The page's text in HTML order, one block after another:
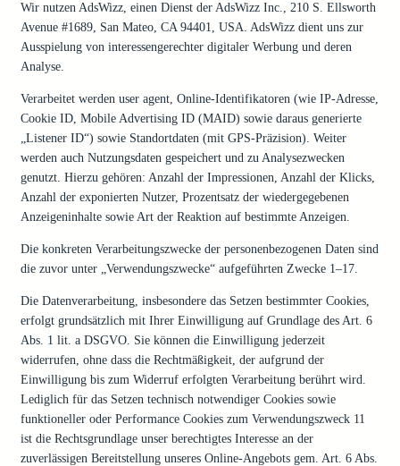
Wir nutzen AdsWizz, einen Dienst der AdsWizz Inc., 210 S. Ellsworth
Avenue #1689, San Mateo, CA 94401, USA. AdsWizz dient uns zur
Ausspielung von interessengerechter digitaler Werbung und deren
Analyse.
Verarbeitet werden user agent, Online-Identifikatoren (wie IP-Adresse,
Cookie ID, Mobile Advertising ID (MAID) sowie daraus generierte
„Listener ID“) sowie Standortdaten (mit GPS-Präzision). Weiter
werden auch Nutzungsdaten gespeichert und zu Analysezwecken
genutzt. Hierzu gehören: Anzahl der Impressionen, Anzahl der Klicks,
Anzahl der exponierten Nutzer, Prozentsatz der wiedergegebenen
Anzeigeninhalte sowie Art der Reaktion auf bestimmte Anzeigen.
Die konkreten Verarbeitungszwecke der personenbezogenen Daten sind
die zuvor unter „Verwendungszwecke“ aufgeführten Zwecke 1–17.
Die Datenverarbeitung, insbesondere das Setzen bestimmter Cookies,
erfolgt grundsätzlich mit Ihrer Einwilligung auf Grundlage des Art. 6
Abs. 1 lit. a DSGVO. Sie können die Einwilligung jederzeit
widerrufen, ohne dass die Rechtmäßigkeit, der aufgrund der
Einwilligung bis zum Widerruf erfolgten Verarbeitung berührt wird.
Lediglich für das Setzen technisch notwendiger Cookies sowie
funktioneller oder Performance Cookies zum Verwendungszweck 11
ist die Rechtsgrundlage unser berechtigtes Interesse an der
zuverlässigen Bereitstellung unseres Online-Angebots gem. Art. 6 Abs.